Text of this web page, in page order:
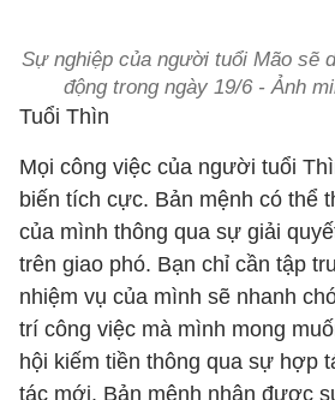
Sự nghiệp của người tuổi Mão sẽ
động trong ngày 19/6 - Ảnh
Tuổi Thìn
Mọi công việc của người tuổi
biến tích cực. Bản mệnh có thể
của mình thông qua sự giải
trên giao phó. Bạn chỉ cần tập
nhiệm vụ của mình sẽ nhanh
trí công việc mà mình mong
hội kiếm tiền thông qua sự hợp
tác mới. Bản mệnh nhận được